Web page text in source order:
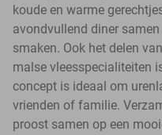
koude en warme
avondvullend diner
smaken. Ook het delen
malse vleesspecialiteiten
concept is ideaal om
vrienden of familie.
proost samen op een